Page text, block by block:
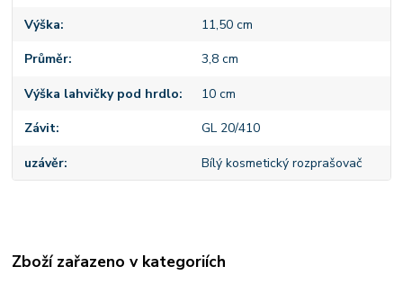
Výška 11,50 cm
Průměr 3,8 cm
Výška lahvičky pod hrdlo 10 cm
Závit GL 20/410
uzávěr Bílý kosmetický rozprašovač
Zboží zařazeno v kategoriích